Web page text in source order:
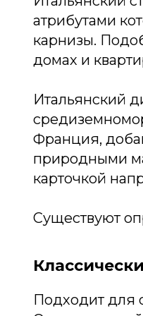
атрибутами
карнизы.
домах и
Итальянский
Франция,
природными
карточкой
Существуют
Подходит для